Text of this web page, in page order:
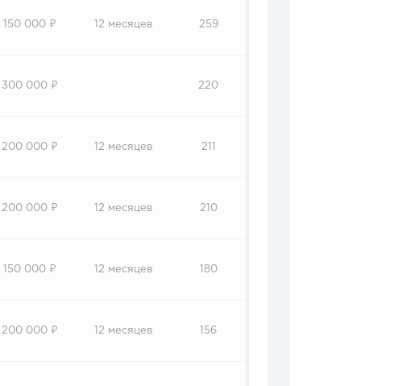
150 000 ₽ 12 месяцев 259
300 000 ₽ 220
200 000 ₽ 12 месяцев 211
200 000 ₽ 12 месяцев 210
150 000 ₽ 12 месяцев 180
200 000 ₽ 12 месяцев 156